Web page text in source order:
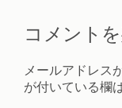
コメント
メールアドレス
が付いている欄